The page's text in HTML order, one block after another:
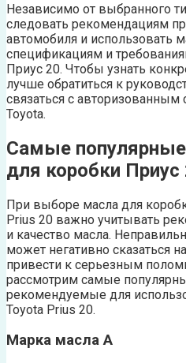
Независимо от выбранного
следовать рекомендациям
автомобиля и использовать
спецификациям и
Приус 20. Чтобы узнать
лучше обратиться к
связаться с
Toyota.
Самые
для коробки Приус
При выборе масла для
Prius 20 важно учитывать
и качество масла.
может негативно сказаться
привести к серьезным
рассмотрим самые
рекомендуемые для
Toyota Prius 20.
Марка масла A